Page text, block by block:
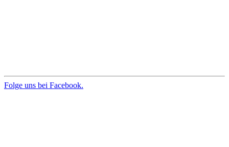
Folge uns bei Facebook.